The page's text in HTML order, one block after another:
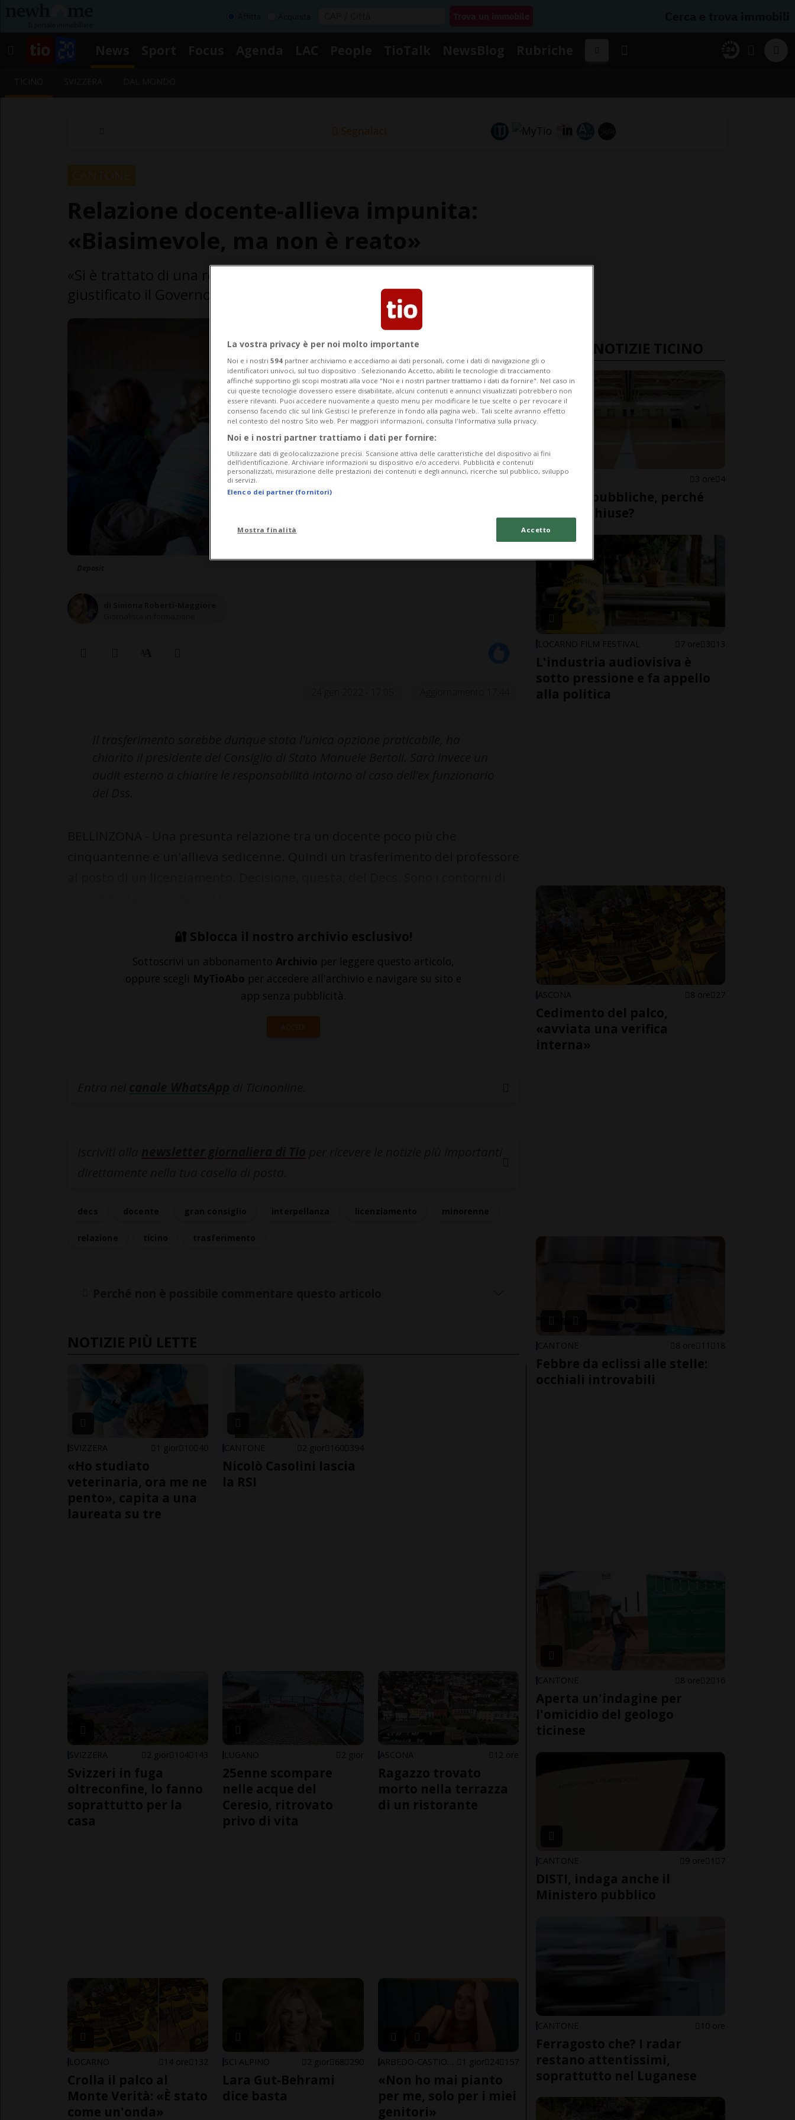
Segnalaci
🔐 Sblocca il nostro archivio esclusivo!
Sottoscrivi un abbonamento Archivio per leggere questo articolo,
oppure scegli MyTioAbo per accedere all'archivio e navigare su sito e
app senza pubblicità.
ACCEDI
NOTIZIE PIÙ LETTE
SVIZZERA 1 gior 10 40
«Ho studiato
veterinaria, ora me ne
pento», capita a una
laureata su tre
CANTONE 2 gior 160 394
Nicolò Casolini lascia
la RSI
SVIZZERA 2 gior 104 143
Svizzeri in fuga
oltreconfine, lo fanno
soprattutto per la
casa
LUGANO 2 gior
25enne scompare
nelle acque del
Ceresio, ritrovato
privo di vita
ASCONA 12 ore
Ragazzo trovato
morto nella terrazza
di un ristorante
LOCARNO 14 ore 132
Crolla il palco al
Monte Verità: «È stato
come un'onda»
SCI ALPINO 2 gior 68 290
Lara Gut-Behrami
dice basta
1 gior 24 157
«Non ho mai pianto
per me, solo per i miei
genitori»
ULTIME NOTIZIE TICINO
CANTONE 3 ore 4
Palestre pubbliche, perché
restano chiuse?
LOCARNO FILM FESTIVAL 7 ore 3 13
L'industria audiovisiva è
sotto pressione e fa appello
alla politica
ASCONA 8 ore 27
Cedimento del palco,
«avviata una verifica
interna»
CANTONE 8 ore 11 18
Febbre da eclissi alle stelle:
occhiali introvabili
CANTONE 8 ore 2 16
Aperta un'indagine per
l'omicidio del geologo
ticinese
CANTONE 9 ore 1 7
DISTI, indaga anche il
Ministero pubblico
CANTONE 10 ore
Ferragosto che? I radar
restano attentissimi,
soprattutto nel Luganese
La vostra privacy è per noi molto importante
Noi e i nostri 594 partner archiviamo e accediamo ai dati personali, come i dati di navigazione gli o
identificatori univoci, sul tuo dispositivo . Selezionando Accetto, abiliti le tecnologie di tracciamento
affinché supportino gli scopi mostrati alla voce "Noi e i nostri partner trattiamo i dati da fornire". Nel caso in
cui queste tecnologie dovessero essere disabilitate, alcuni contenuti e annunci visualizzati potrebbero non
essere rilevanti. Puoi accedere nuovamente a questo menu per modificare le tue scelte o per revocare il
consenso facendo clic sul link Gestisci le preferenze in fondo alla pagina web.. Tali scelte avranno effetto
nel contesto del nostro Sito web. Per maggiori informazioni, consulta l'Informativa sulla privacy.
Noi e i nostri partner trattiamo i dati per fornire:
Utilizzare dati di geolocalizzazione precisi. Scansione attiva delle caratteristiche del dispositivo ai fini
dell’identificazione. Archiviare informazioni su dispositivo e/o accedervi. Pubblicità e contenuti
personalizzati, misurazione delle prestazioni dei contenuti e degli annunci, ricerche sul pubblico, sviluppo
di servizi.
Elenco dei partner (fornitori)
Mostra finalità Accetto